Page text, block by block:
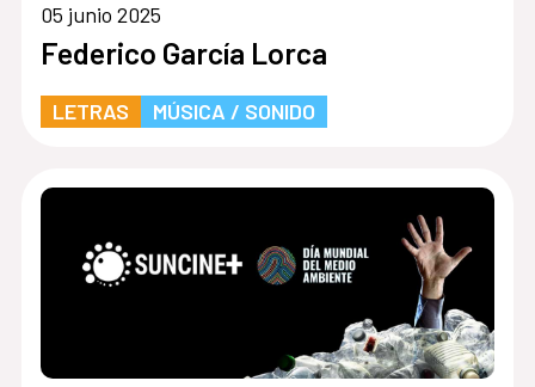
05 junio 2025
Federico García Lorca
LETRAS MÚSICA / SONIDO